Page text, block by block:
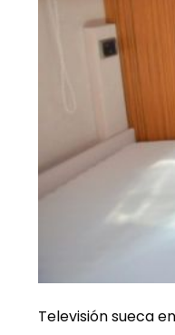
Televisión sueca